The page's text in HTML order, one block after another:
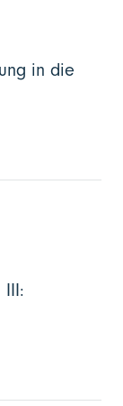
in die
III: